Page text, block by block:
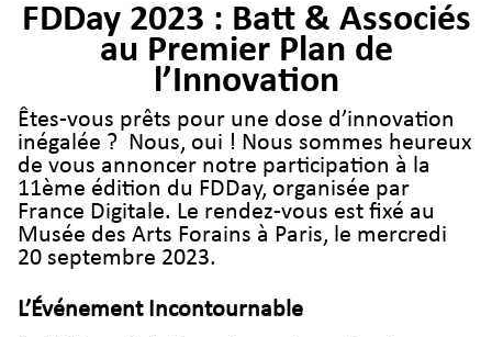
FDDay 2023 : Batt & Associés
au Premier Plan de
l’Innovation
Êtes-vous prêts pour une dose d’innovation
inégalée ? Nous, oui ! Nous sommes heureux
de vous annoncer notre participation à la
11ème édition du FDDay, organisée par
France Digitale. Le rendez-vous est fixé au
Musée des Arts Forains à Paris, le mercredi
20 septembre 2023.
L’Événement Incontournable